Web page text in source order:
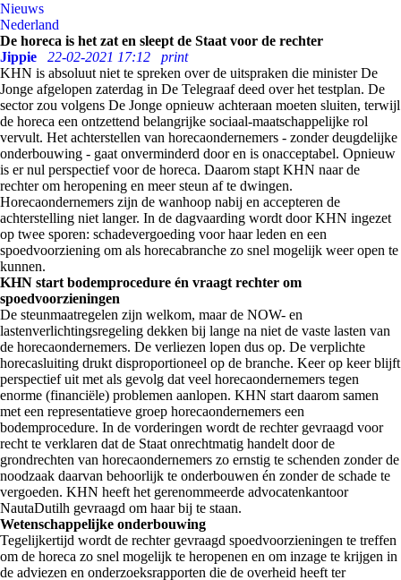
Nieuws
Nederland
De horeca is het zat en sleept de Staat voor de rechter
Jippie
22-02-2021 17:12
print
KHN is absoluut niet te spreken over de uitspraken die minister De
Jonge afgelopen zaterdag in De Telegraaf deed over het testplan. De
sector zou volgens De Jonge opnieuw achteraan moeten sluiten, terwijl
de horeca een ontzettend belangrijke sociaal-maatschappelijke rol
vervult. Het achterstellen van horecaondernemers - zonder deugdelijke
onderbouwing - gaat onverminderd door en is onacceptabel. Opnieuw
is er nul perspectief voor de horeca. Daarom stapt KHN naar de
rechter om heropening en meer steun af te dwingen.
Horecaondernemers zijn de wanhoop nabij en accepteren de
achterstelling niet langer. In de dagvaarding wordt door KHN ingezet
op twee sporen: schadevergoeding voor haar leden en een
spoedvoorziening om als horecabranche zo snel mogelijk weer open te
kunnen.
KHN start bodemprocedure én vraagt rechter om
spoedvoorzieningen
De steunmaatregelen zijn welkom, maar de NOW- en
lastenverlichtingsregeling dekken bij lange na niet de vaste lasten van
de horecaondernemers. De verliezen lopen dus op. De verplichte
horecasluiting drukt disproportioneel op de branche. Keer op keer blijft
perspectief uit met als gevolg dat veel horecaondernemers tegen
enorme (financiële) problemen aanlopen. KHN start daarom samen
met een representatieve groep horecaondernemers een
bodemprocedure. In de vorderingen wordt de rechter gevraagd voor
recht te verklaren dat de Staat onrechtmatig handelt door de
grondrechten van horecaondernemers zo ernstig te schenden zonder de
noodzaak daarvan behoorlijk te onderbouwen én zonder de schade te
vergoeden. KHN heeft het gerenommeerde advocatenkantoor
NautaDutilh gevraagd om haar bij te staan.
Wetenschappelijke onderbouwing
Tegelijkertijd wordt de rechter gevraagd spoedvoorzieningen te treffen
om de horeca zo snel mogelijk te heropenen en om inzage te krijgen in
de adviezen en onderzoeksrapporten die de overheid heeft ter